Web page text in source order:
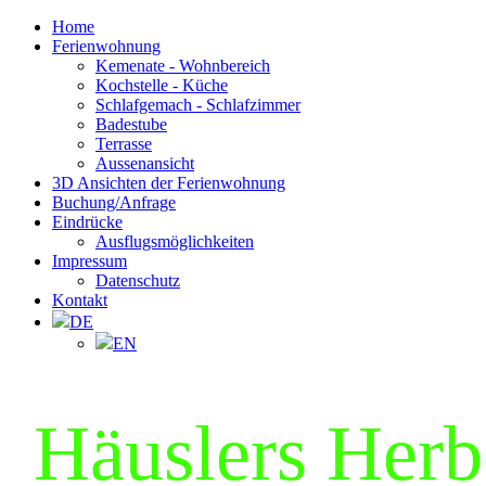
Home
Ferienwohnung
Kemenate - Wohnbereich
Kochstelle - Küche
Schlafgemach - Schlafzimmer
Badestube
Terrasse
Aussenansicht
3D Ansichten der Ferienwohnung
Buchung/Anfrage
Eindrücke
Ausflugsmöglichkeiten
Impressum
Datenschutz
Kontakt
DE
EN
Häuslers